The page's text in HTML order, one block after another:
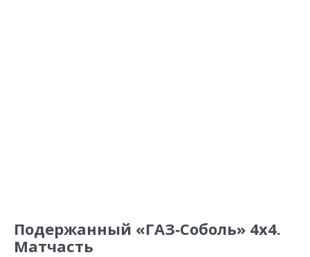
Подержанный «ГАЗ‑Соболь» 4х4.
Матчасть